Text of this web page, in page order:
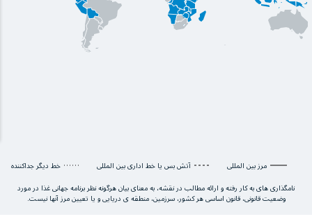
مرز بین المللی آتش بس یا خط اداری بین المللی
خط دیگر جداکننده
نامگذاری های به کار رفته و ارائه مطالب در نقشه، به معنای بیان هرگونه نظر برنامه جهانی غذا در مورد
وضعیت قانونی، قانون اساسی هر کشور، سرزمین، منطقه ی دریایی و یا تعیین مرز آنها نیست.